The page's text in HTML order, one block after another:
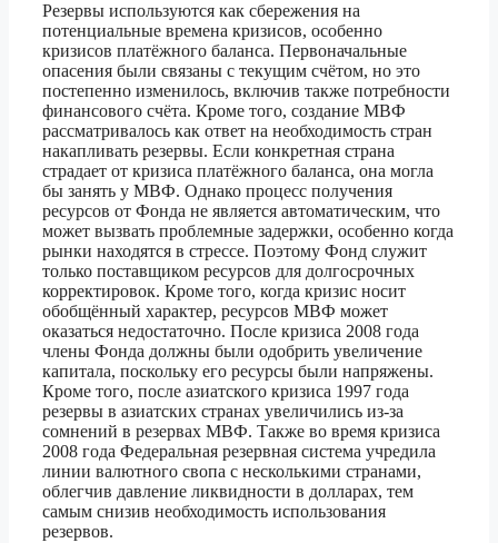
Резервы используются как сбережения на
потенциальные времена кризисов, особенно
кризисов платёжного баланса. Первоначальные
опасения были связаны с текущим счётом, но это
постепенно изменилось, включив также потребности
финансового счёта. Кроме того, создание МВФ
рассматривалось как ответ на необходимость стран
накапливать резервы. Если конкретная страна
страдает от кризиса платёжного баланса, она могла
бы занять у МВФ. Однако процесс получения
ресурсов от Фонда не является автоматическим, что
может вызвать проблемные задержки, особенно когда
рынки находятся в стрессе. Поэтому Фонд служит
только поставщиком ресурсов для долгосрочных
корректировок. Кроме того, когда кризис носит
обобщённый характер, ресурсов МВФ может
оказаться недостаточно. После кризиса 2008 года
члены Фонда должны были одобрить увеличение
капитала, поскольку его ресурсы были напряжены.
Кроме того, после азиатского кризиса 1997 года
резервы в азиатских странах увеличились из-за
сомнений в резервах МВФ. Также во время кризиса
2008 года Федеральная резервная система учредила
линии валютного свопа с несколькими странами,
облегчив давление ликвидности в долларах, тем
самым снизив необходимость использования
резервов.